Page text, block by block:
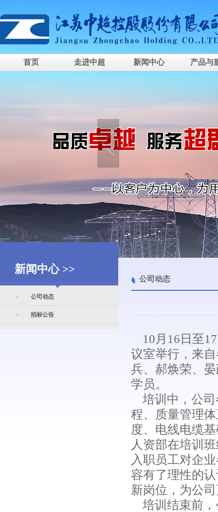
首页 走进中超 新闻中心 产品与
新闻中心 >>
公司动态
招标公告
公司动态
10月16日至
议室举行，来
兵、郝焕荣、
学员。
培训中，公司
程、质量管理
度、电线电缆
人资部在培训
入职员工对企
容有了理性的
新岗位，为公
培训结束前，